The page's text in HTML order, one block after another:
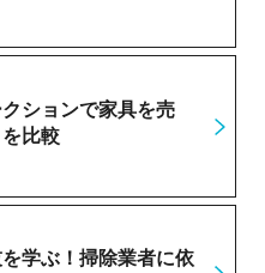
ションで家具を売
比較
学ぶ！掃除業者に依